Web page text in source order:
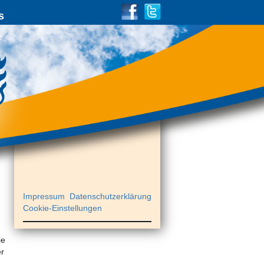
Impressum
Datenschutzerklärung
Cookie-Einstellungen